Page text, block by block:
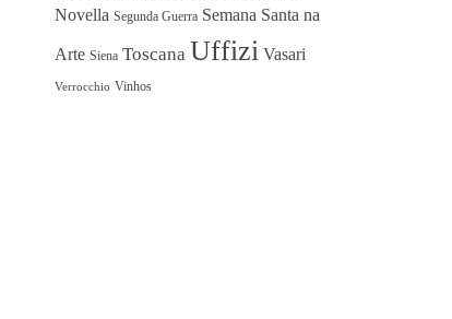
Novella Segunda Guerra Semana Santa na
Arte Siena Toscana Uffizi Vasari
Verrocchio Vinhos